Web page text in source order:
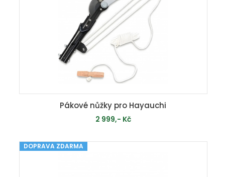
Pákové nůžky pro Hayauchi
2 999,- Kč
MOMENTÁLNĚ VYPRODÁNO
DOPRAVA ZDARMA